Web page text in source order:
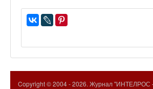
Copyright © 2004 -2026. Журнал "ИНТЕЛРОС